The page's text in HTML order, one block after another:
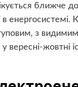
ближче
в
з
жовтні